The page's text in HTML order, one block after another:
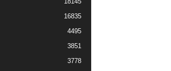
16835
4495
3851
3778